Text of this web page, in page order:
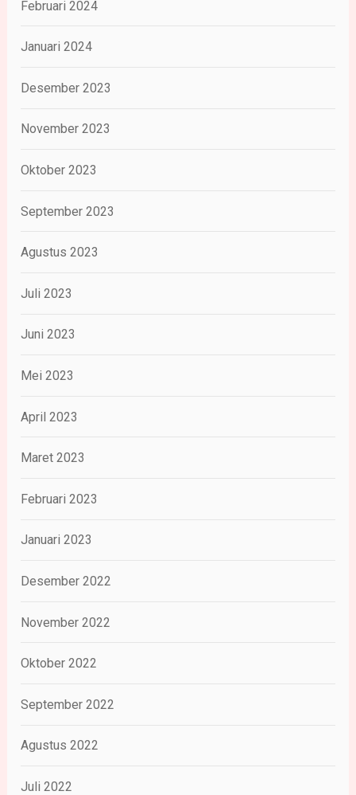
Februari 2024
Januari 2024
Desember 2023
November 2023
Oktober 2023
September 2023
Agustus 2023
Juli 2023
Juni 2023
Mei 2023
April 2023
Maret 2023
Februari 2023
Januari 2023
Desember 2022
November 2022
Oktober 2022
September 2022
Agustus 2022
Juli 2022